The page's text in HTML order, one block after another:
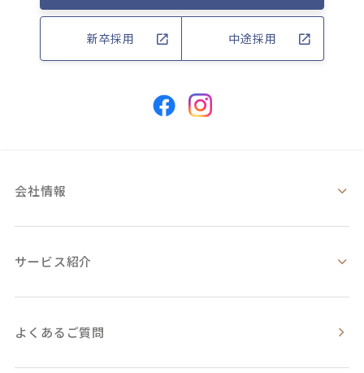
新卒採用 中途採用
会社情報
サービス紹介
よくあるご質問